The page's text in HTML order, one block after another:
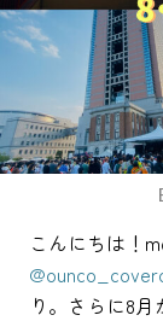
こんにちは！
り。さらに8